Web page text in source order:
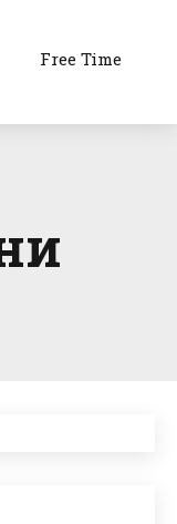
Free Time